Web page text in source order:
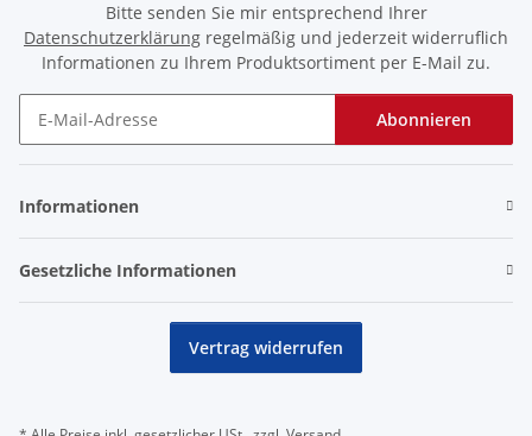
Bitte senden Sie mir entsprechend Ihrer
Datenschutzerklärung regelmäßig und jederzeit widerruflich
Informationen zu Ihrem Produktsortiment per E-Mail zu.
Abonnieren
Informationen
Gesetzliche Informationen
Vertrag widerrufen